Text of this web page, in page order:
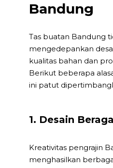
Bandung
Tas buatan Bandung
mengedepankan
kualitas bahan dan
Berikut beberapa
ini patut
1. Desain
Kreativitas pengrajin
menghasilkan